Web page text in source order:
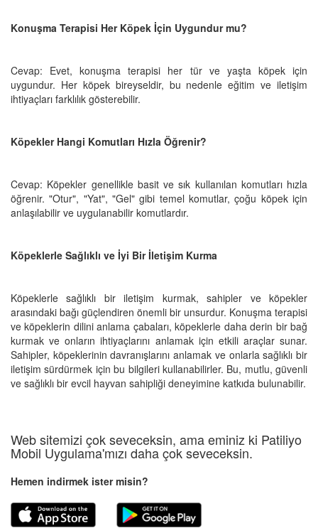
Konuşma Terapisi Her Köpek İçin Uygundur mu?
Cevap: Evet, konuşma terapisi her tür ve yaşta köpek için
uygundur. Her köpek bireyseldir, bu nedenle eğitim ve iletişim
ihtiyaçları farklılık gösterebilir.
Köpekler Hangi Komutları Hızla Öğrenir?
Cevap: Köpekler genellikle basit ve sık kullanılan komutları hızla
öğrenir. "Otur", "Yat", "Gel" gibi temel komutlar, çoğu köpek için
anlaşılabilir ve uygulanabilir komutlardır.
Köpeklerle Sağlıklı ve İyi Bir İletişim Kurma
Köpeklerle sağlıklı bir iletişim kurmak, sahipler ve köpekler
arasındaki bağı güçlendiren önemli bir unsurdur. Konuşma terapisi
ve köpeklerin dilini anlama çabaları, köpeklerle daha derin bir bağ
kurmak ve onların ihtiyaçlarını anlamak için etkili araçlar sunar.
Sahipler, köpeklerinin davranışlarını anlamak ve onlarla sağlıklı bir
iletişim sürdürmek için bu bilgileri kullanabilirler. Bu, mutlu, güvenli
ve sağlıklı bir evcil hayvan sahipliği deneyimine katkıda bulunabilir.
Web sitemizi çok seveceksin, ama eminiz ki Patiliyo
Mobil Uygulama'mızı daha çok seveceksin.
Hemen indirmek ister misin?